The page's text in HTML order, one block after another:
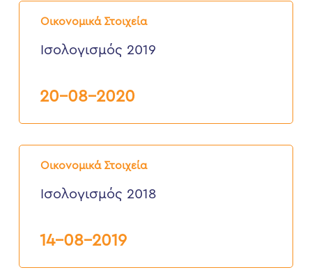
Οικονομικά Στοιχεία
Ισολογισμός
2019
Ισολογισμός 2019
20-08-2020
Οικονομικά Στοιχεία
Ισολογισμός
2018
Ισολογισμός 2018
14-08-2019